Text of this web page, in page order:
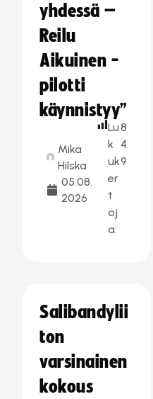
yhdessä –
Reilu
Aikuinen -
pilotti
käynnistyy”
Mika
Hilska
05.08.
2026
Lu
k
uk
er
t
oj
a:
8
4
9
Salibandylii
ton
varsinainen
kokous